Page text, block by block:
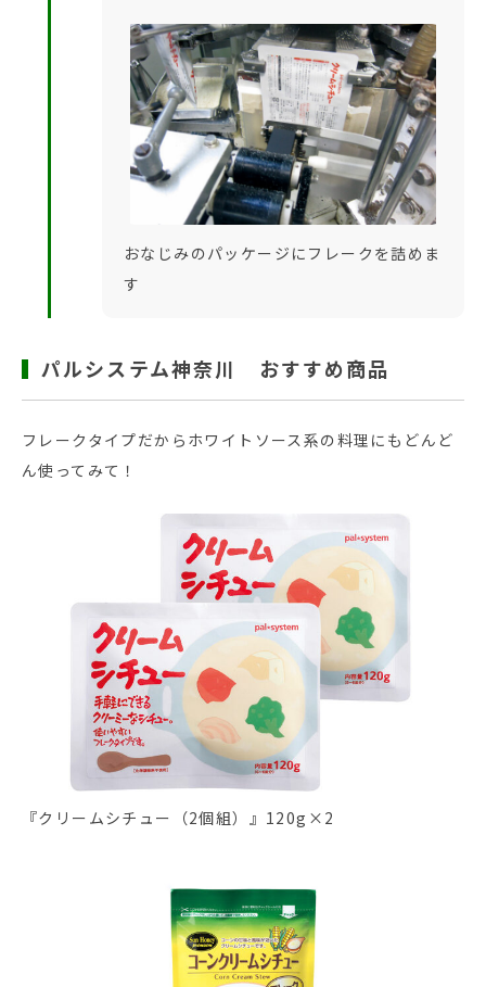
おなじみのパッケージにフレークを詰めま
す
パルシステム神奈川 おすすめ商品
フレークタイプだからホワイトソース系の料理にもどんど
ん使ってみて！
『クリームシチュー（2個組）』120g×2